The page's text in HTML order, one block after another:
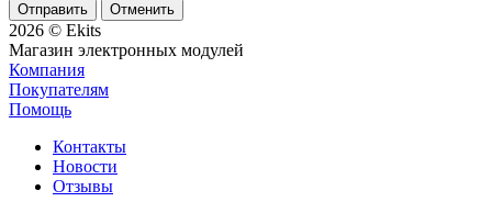
Отменить
2026 © Ekits
Магазин электронных модулей
Компания
Покупателям
Помощь
Контакты
Новости
Отзывы